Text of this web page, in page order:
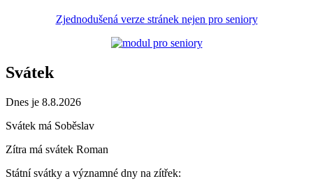
Zjednodušená verze stránek nejen pro seniory
Svátek
Dnes je 8.8.2026
Svátek má Soběslav
Zítra má svátek Roman
Státní svátky a významné dny na zítřek: